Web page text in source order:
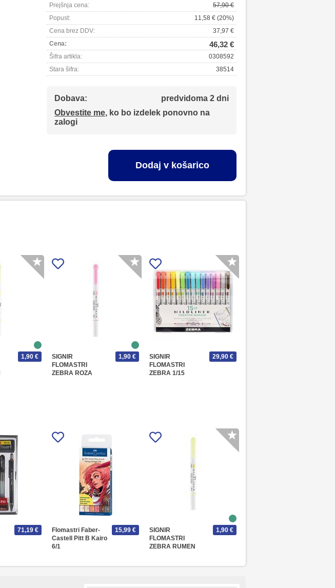
Prejšnja cena:
57,90 €
Popust:
11,58 € (20%)
Cena brez DDV:
37,97 €
Cena:
46,32 €
Šifra artikla:
0308592
Stara šifra:
38514
Dobava:
predvidoma 2 dni
Obvestite me, ko bo izdelek ponovno na
zalogi
Dodaj v košarico
1,90 €
SIGNIR
FLOMASTRI
ZEBRA ROZA
1,90 €
SIGNIR
FLOMASTRI
ZEBRA 1/15
29,90 €
71,19 €
Flomastri Faber-
Castell Pitt B Kairo
6/1
15,99 €
SIGNIR
FLOMASTRI
ZEBRA RUMEN
1,90 €